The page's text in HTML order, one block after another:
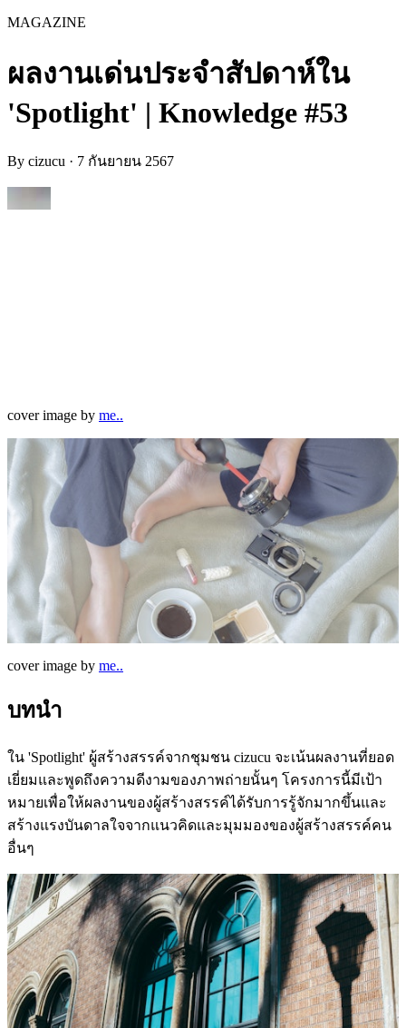
MAGAZINE
ผลงานเด่นประจำสัปดาห์ใน
'Spotlight' | Knowledge #53
By cizucu · 7 กันยายน 2567
cover image by me..
cover image by me..
บทนำ
ใน 'Spotlight' ผู้สร้างสรรค์จากชุมชน cizucu จะเน้นผลงานที่ยอด
เยี่ยมและพูดถึงความดีงามของภาพถ่ายนั้นๆ โครงการนี้มีเป้า
หมายเพื่อให้ผลงานของผู้สร้างสรรค์ได้รับการรู้จักมากขึ้นและ
สร้างแรงบันดาลใจจากแนวคิดและมุมมองของผู้สร้างสรรค์คน
อื่นๆ